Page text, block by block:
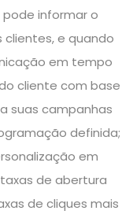
informar o
clientes, e quando
em tempo
cliente com base
suas campanhas
definida;
em
de abertura
de cliques mais